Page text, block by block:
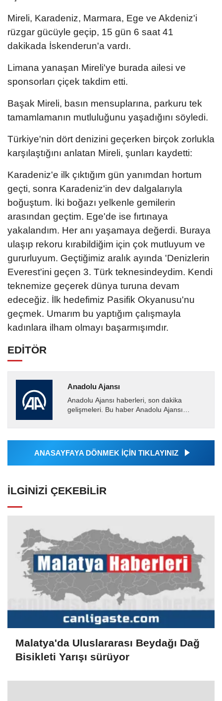
Mireli, Karadeniz, Marmara, Ege ve Akdeniz'i
rüzgar gücüyle geçip, 15 gün 6 saat 41
dakikada İskenderun'a vardı.
Limana yanaşan Mireli'ye burada ailesi ve
sponsorları çiçek takdim etti.
Başak Mireli, basın mensuplarına, parkuru tek
tamamlamanın mutluluğunu yaşadığını söyledi.
Türkiye'nin dört denizini geçerken birçok zorlukla
karşılaştığını anlatan Mireli, şunları kaydetti:
Karadeniz'e ilk çıktığım gün yanımdan hortum
geçti, sonra Karadeniz'in dev dalgalarıyla
boğuştum. İki boğazı yelkenle gemilerin
arasından geçtim. Ege'de ise fırtınaya
yakalandım. Her anı yaşamaya değerdi. Buraya
ulaşıp rekoru kırabildiğim için çok mutluyum ve
gururluyum. Geçtiğimiz aralık ayında 'Denizlerin
Everest'ini geçen 3. Türk teknesindeydim. Kendi
teknemize geçerek dünya turuna devam
edeceğiz. İlk hedefimiz Pasifik Okyanusu'nu
geçmek. Umarım bu yaptığım çalışmayla
kadınlara ilham olmayı başarmışımdır.
EDİTÖR
Anadolu Ajansı
Anadolu Ajansı haberleri, son dakika
gelişmeleri. Bu haber Anadolu Ajansı
tarafından geçilen tüm...
ANASAYFAYA DÖNMEK İÇİN TIKLAYINIZ
İLGINIZI ÇEKEBILIR
Malatya'da Uluslararası Beydağı Dağ
Bisikleti Yarışı sürüyor